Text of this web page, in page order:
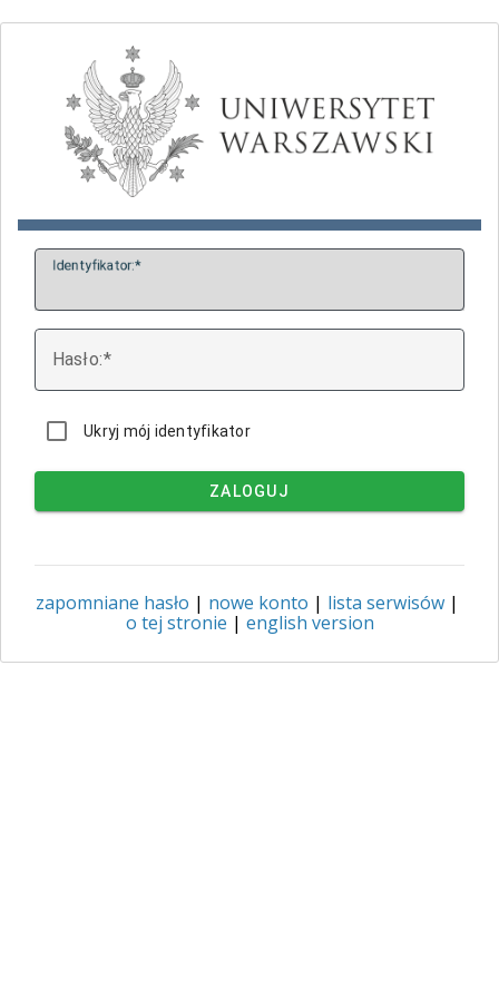
Identyfikator:
Hasło:
Ukryj mój identyfikator
ZALOGUJ
zapomniane hasło | nowe konto | lista serwisów |
o tej stronie | english version